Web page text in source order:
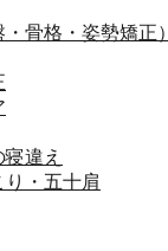
骨格・姿勢矯正）
違え
り・五十肩